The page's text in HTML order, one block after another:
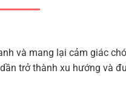
và mang lại cảm giác
trở thành xu hướng và